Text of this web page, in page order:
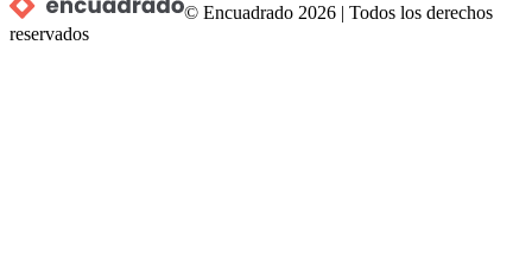
© Encuadrado 2026 |Todos los derechos
reservados